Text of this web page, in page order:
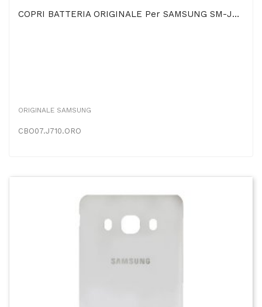
COPRI BATTERIA ORIGINALE Per SAMSUNG SM-J710F GALAXY J7 2016 COLORE ORO BULK
ORIGINALE SAMSUNG
CBO07.J710.ORO